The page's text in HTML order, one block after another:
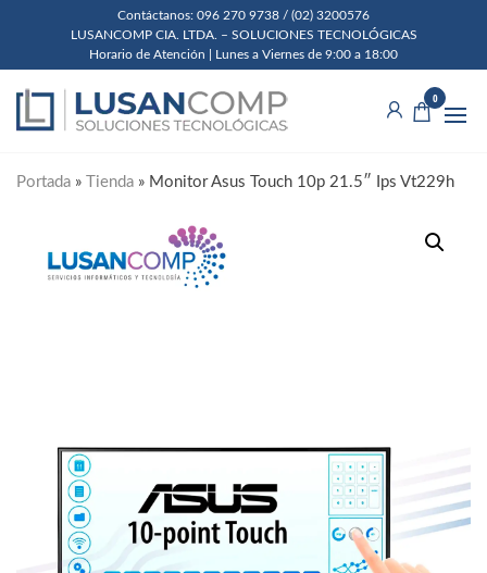
content
Contáctanos: 096 270 9738 / (02) 3200576
LUSANCOMP CIA. LTDA. – SOLUCIONES TECNOLÓGICAS
Horario de Atención | Lunes a Viernes de 9:00 a 18:00
Lusancomp
Cia. Ltda.
0
Portada » Tienda » Monitor Asus Touch 10p 21.5″ Ips Vt229h